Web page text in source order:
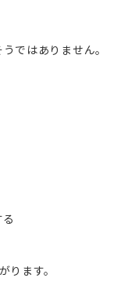
ではありません。
ります。